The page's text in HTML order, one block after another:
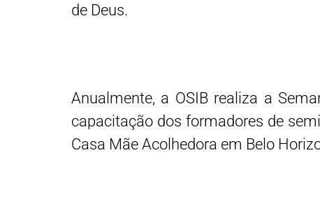
de Deus.
Anualmente, a OSIB realiza a
capacitação dos formadores de
Casa Mãe Acolhedora em Belo